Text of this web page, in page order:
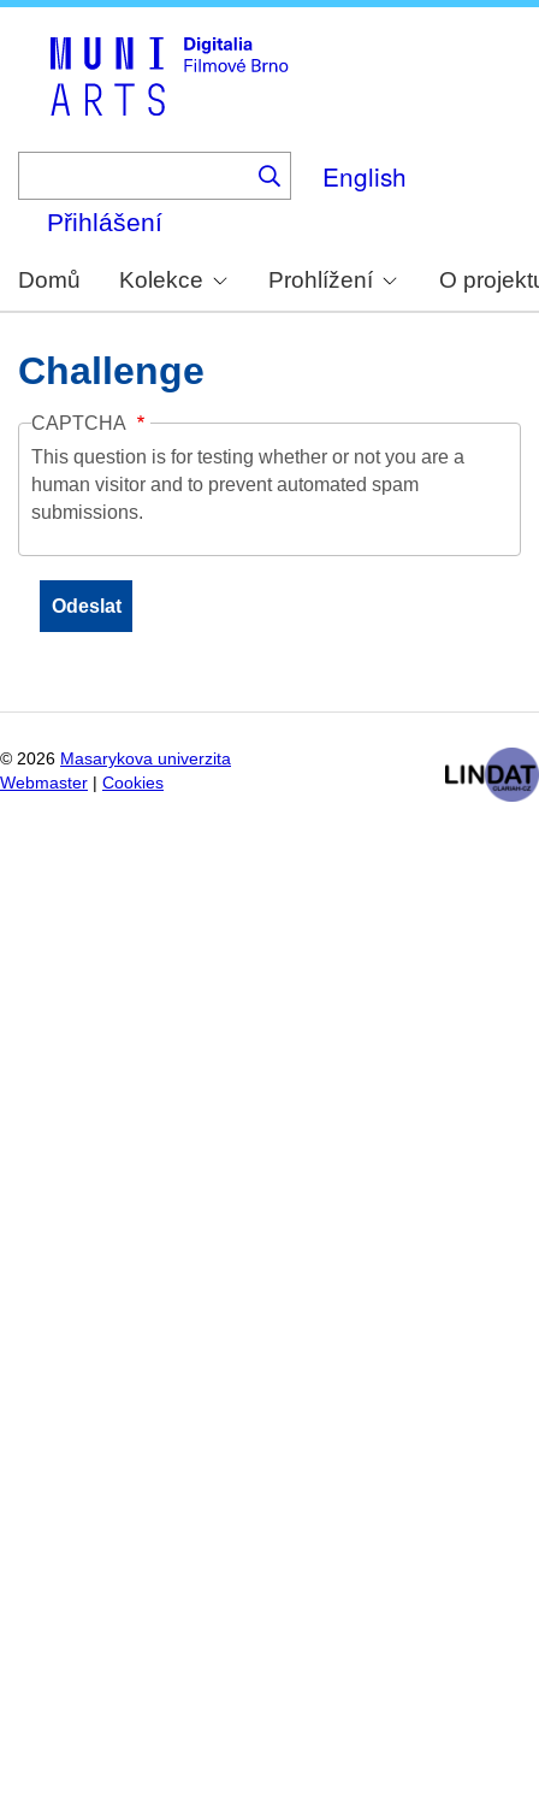
English
Přihlášení
Domů Kolekce Prohlížení O
Challenge
CAPTCHA
This question is for testing whether or not you are a
human visitor and to prevent automated spam
submissions.
© 2026 Masarykova univerzita
Webmaster
Cookies